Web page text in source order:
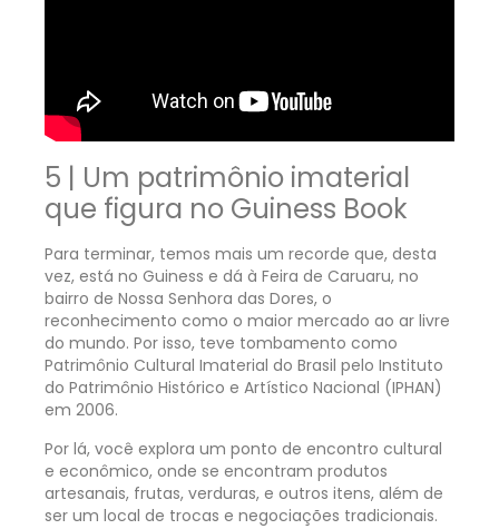
5 | Um patrimônio imaterial
que figura no Guiness Book
Para terminar, temos mais um recorde que, desta
vez, está no Guiness e dá à Feira de Caruaru, no
bairro de Nossa Senhora das Dores, o
reconhecimento como o maior mercado ao ar livre
do mundo. Por isso, teve tombamento como
Patrimônio Cultural Imaterial do Brasil pelo Instituto
do Patrimônio Histórico e Artístico Nacional (IPHAN)
em 2006.
Por lá, você explora um ponto de encontro cultural
e econômico, onde se encontram produtos
artesanais, frutas, verduras, e outros itens, além de
ser um local de trocas e negociações tradicionais.